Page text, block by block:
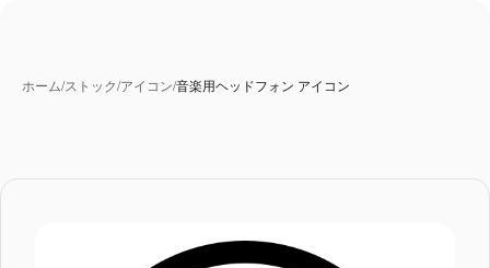
ホーム/ストック/アイコン/音楽用ヘッドフォン アイコン